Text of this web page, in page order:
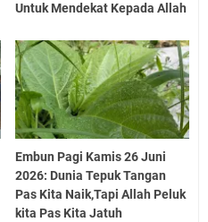
Untuk Mendekat Kepada Allah
Embun Pagi Kamis 26 Juni
2026: Dunia Tepuk Tangan
Pas Kita Naik,Tapi Allah Peluk
kita Pas Kita Jatuh